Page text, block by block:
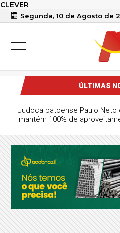
CLEVER
Segunda, 10 de Agosto de
ÚLTIMAS
Judoca patoense Paulo
mantém 100% de